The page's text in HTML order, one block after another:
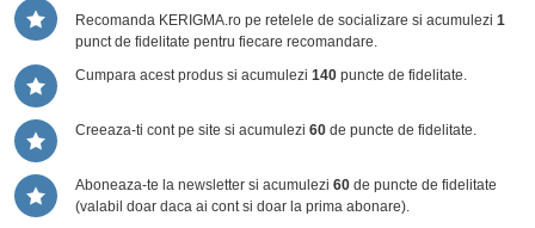
Recomanda KERIGMA.ro pe retelele de socializare si acumulezi 1
punct de fidelitate pentru fiecare recomandare.
Cumpara acest produs si acumulezi 140 puncte de fidelitate.
Creeaza-ti cont pe site si acumulezi 60 de puncte de fidelitate.
Aboneaza-te la newsletter si acumulezi 60 de puncte de fidelitate
(valabil doar daca ai cont si doar la prima abonare).